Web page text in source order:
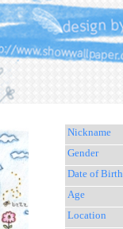
Nickname
Gender
Date of Birth
Age
Location